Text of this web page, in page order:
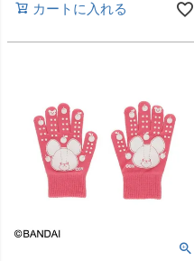
カートに入れる